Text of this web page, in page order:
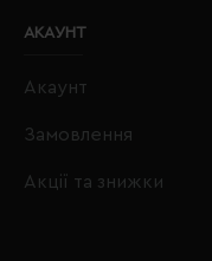
АКАУНТ
Акаунт
Замовлення
Акції та знижки